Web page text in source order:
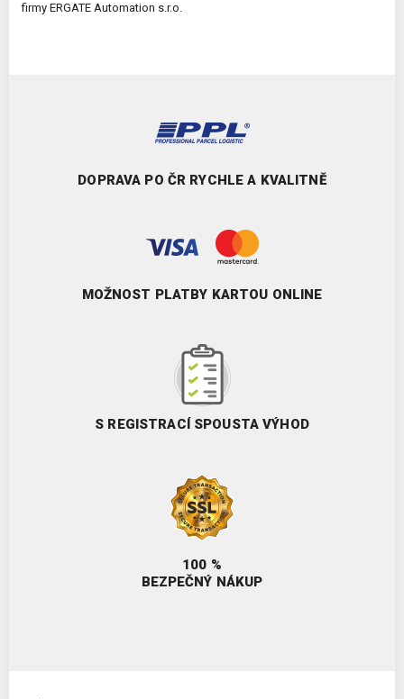
firmy ERGATE Automation s.r.o.
DOPRAVA PO ČR RYCHLE A KVALITNĚ
MOŽNOST PLATBY KARTOU ONLINE
S REGISTRACÍ SPOUSTA VÝHOD
100 %
BEZPEČNÝ NÁKUP